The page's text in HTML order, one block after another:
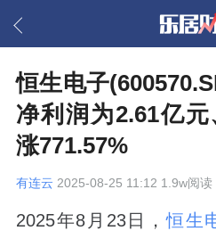
恒生电子
净利润为2.61亿
涨771.57%
有连云 2025-08-25 11:12 1.9w阅读
2025年8月23日，恒生